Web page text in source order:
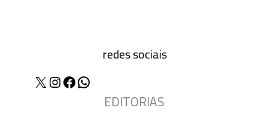
redes sociais
X Instagram
Facebook
WhatsApp
EDITORIAS